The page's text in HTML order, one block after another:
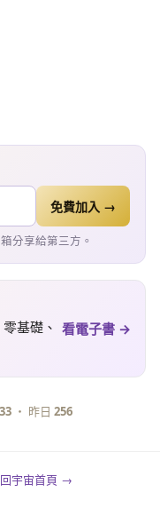
免費加入 →
分享給第三方。
零基礎、 看電子書 →
33・ 昨日 256
宇宙首頁 →